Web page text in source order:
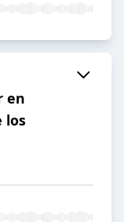
en
los